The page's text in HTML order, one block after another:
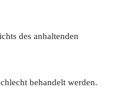
des anhaltenden
behandelt werden.